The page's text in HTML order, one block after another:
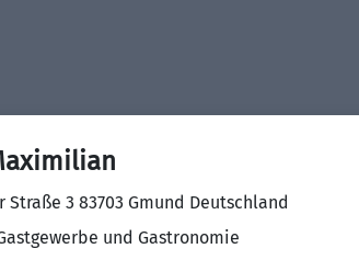
Straße 3 83703 Gmund Deutschland
und Gastronomie